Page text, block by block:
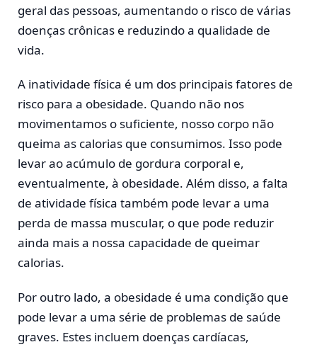
geral das pessoas, aumentando o risco de várias
doenças crônicas e reduzindo a qualidade de
vida.
A inatividade física é um dos principais fatores de
risco para a obesidade. Quando não nos
movimentamos o suficiente, nosso corpo não
queima as calorias que consumimos. Isso pode
levar ao acúmulo de gordura corporal e,
eventualmente, à obesidade. Além disso, a falta
de atividade física também pode levar a uma
perda de massa muscular, o que pode reduzir
ainda mais a nossa capacidade de queimar
calorias.
Por outro lado, a obesidade é uma condição que
pode levar a uma série de problemas de saúde
graves. Estes incluem doenças cardíacas,